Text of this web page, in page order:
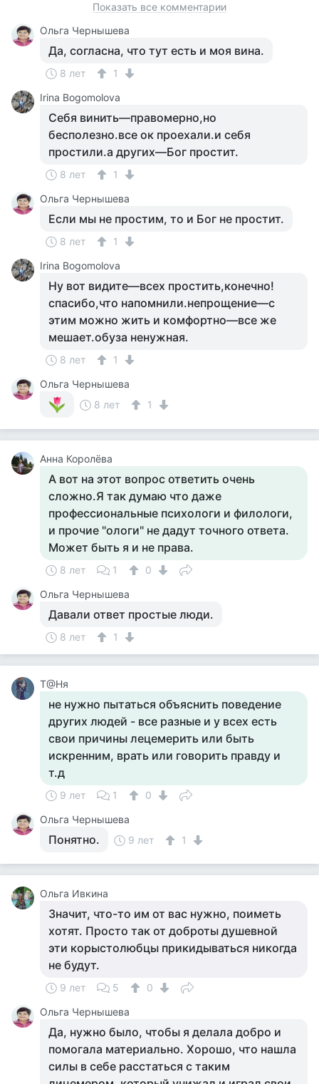
Показать все комментарии
Ольга Чернышева
Да, согласна, что тут есть и моя вина.
8 лет
1
Irina Bogomolova
Себя винить—правомерно,но
бесполезно.все ок проехали.и себя
простили.а других—Бог простит.
8 лет
1
Ольга Чернышева
Если мы не простим, то и Бог не простит.
8 лет
1
Irina Bogomolova
Ну вот видите—всех простить,конечно!
спасибо,что напомнили.непрощение—с
этим можно жить и комфортно—все же
мешает.обуза ненужная.
8 лет
1
Ольга Чернышева
8 лет
1
Анна Королёва
А вот на этот вопрос ответить очень
сложно.Я так думаю что даже
профессиональные психологи и филологи,
и прочие "ологи" не дадут точного ответа.
Может быть я и не права.
8 лет 1
0
Ольга Чернышева
Давали ответ простые люди.
8 лет 1
Т@Ня
не нужно пытаться объяснить поведение
других людей - все разные и у всех есть
свои причины лецемерить или быть
искренним, врать или говорить правду и
т.д
9 лет 1
0
Ольга Чернышева
Понятно. 9 лет 1
Ольга Ивкина
Значит, что-то им от вас нужно, поиметь
хотят. Просто так от доброты душевной
эти корыстолюбцы прикидываться никогда
не будут.
9 лет 5
0
Ольга Чернышева
Да, нужно было, чтобы я делала добро и
помогала материально. Хорошо, что нашла
силы в себе расстаться с таким